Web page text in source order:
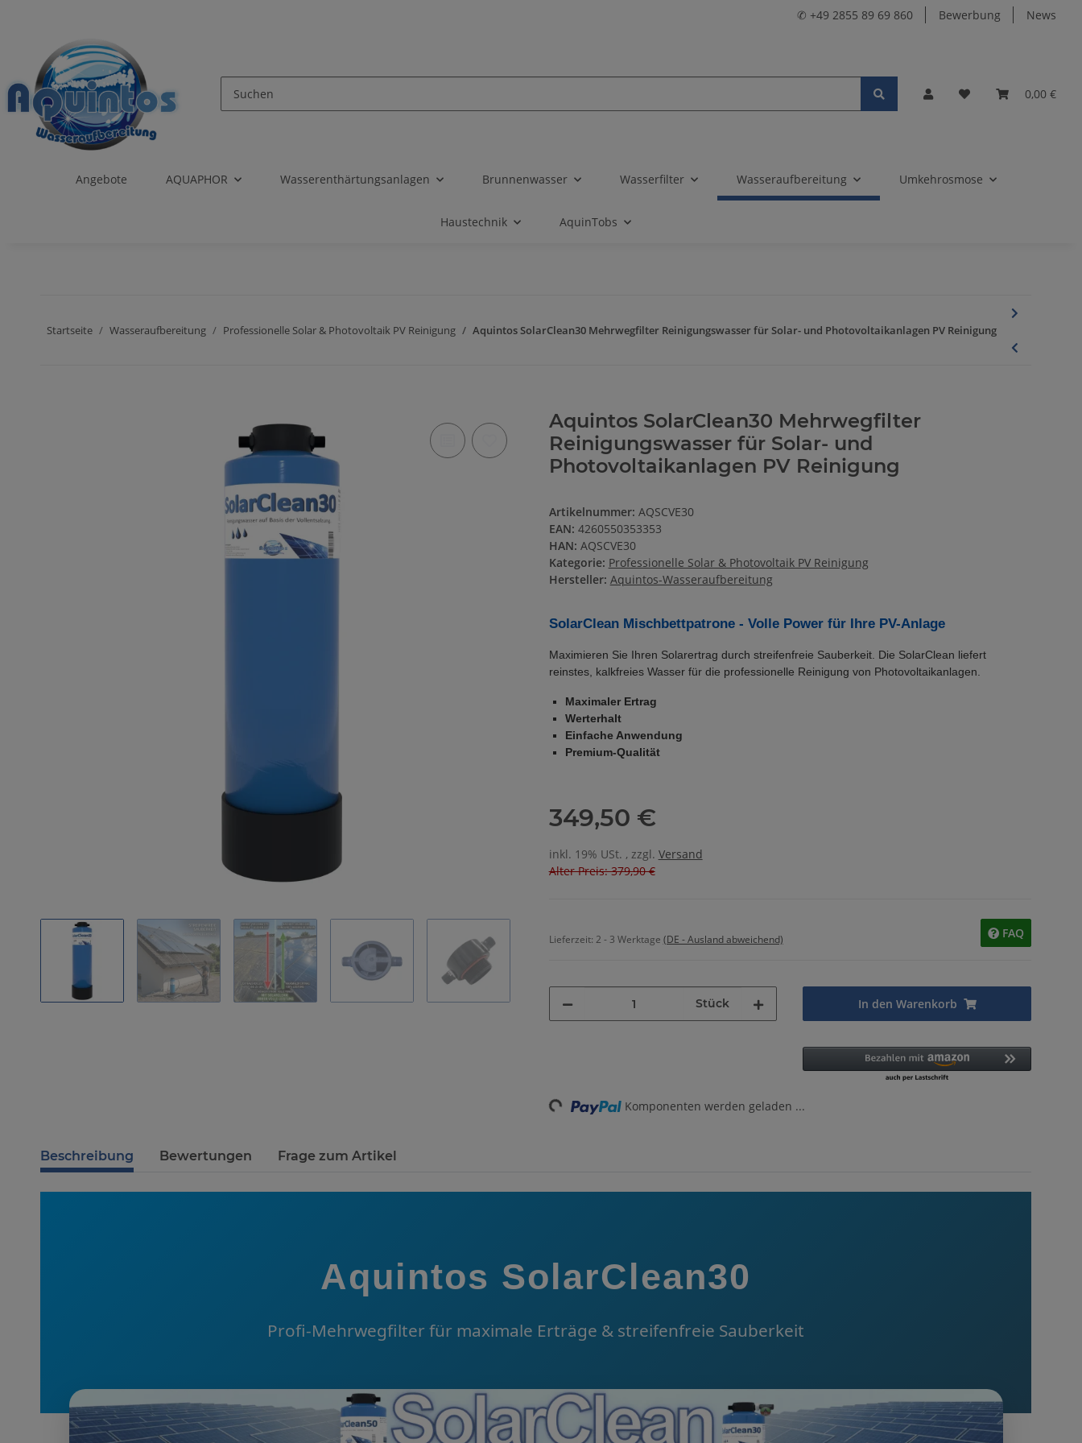
✆ +49 2855 89 69 860 Bewerbung News
0,00 €
Angebote AQUAPHOR Wasserenthärtungsanlagen Brunnenwasser Wasserfilter Wasseraufbereitung Umkehrosmose
Haustechnik AquinTobs
Startseite Wasseraufbereitung Professionelle Solar & Photovoltaik PV Reinigung Aquintos SolarClean30 Mehrwegfilter Reinigungswasser für Solar- und Photovoltaikanlagen PV Reinigung
Aquintos SolarClean30 Mehrwegfilter
Reinigungswasser für Solar- und
Photovoltaikanlagen PV Reinigung
Artikelnummer: AQSCVE30
EAN: 4260550353353
HAN: AQSCVE30
Kategorie: Professionelle Solar & Photovoltaik PV Reinigung
Hersteller: Aquintos-Wasseraufbereitung
SolarClean Mischbettpatrone - Volle Power für Ihre PV-Anlage
Maximieren Sie Ihren Solarertrag durch streifenfreie Sauberkeit. Die SolarClean liefert
reinstes, kalkfreies Wasser für die professionelle Reinigung von Photovoltaikanlagen.
Maximaler Ertrag
Werterhalt
Einfache Anwendung
Premium-Qualität
349,50 €
inkl. 19% USt. , zzgl. Versand
Alter Preis: 379,90 €
Lieferzeit: 2 - 3 Werktage (DE - Ausland abweichend) FAQ
Stück In den Warenkorb
Loading... Komponenten werden geladen ...
Beschreibung Bewertungen Frage zum Artikel
Aquintos SolarClean30
Profi-Mehrwegfilter für maximale Erträge & streifenfreie Sauberkeit